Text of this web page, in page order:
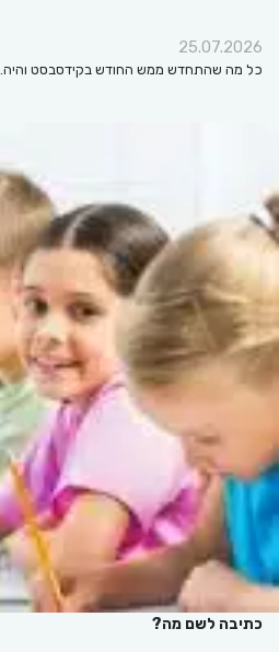
25.07.2026
כל מה שהתחדש ממש החודש בקידסבסט והיה…
כתיבה לשם מה?